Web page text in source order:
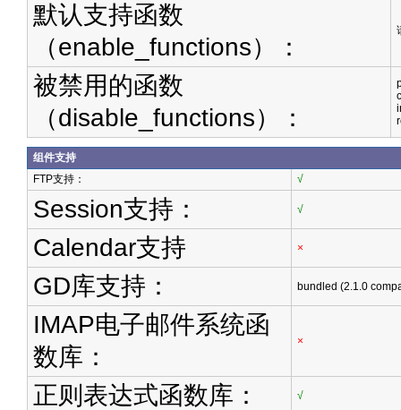
默认支持函数
（enable_functions）：
被禁用的函数
（disable_functions）：
组件支持
FTP支持：
√
Session支持： √
Calendar支持 ×
GD库支持： bundled (2.1.0
IMAP电子邮件系统函
数库：
×
正则表达式函数库： √